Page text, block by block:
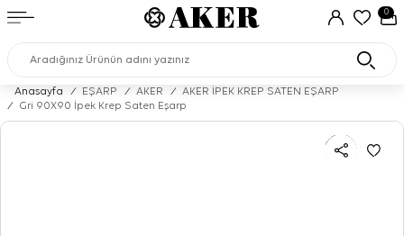
0
Anasayfa / EŞARP / AKER /
AKER İPEK KREP SATEN EŞARP
/
Gri 90X90 İpek Krep Saten Eşarp